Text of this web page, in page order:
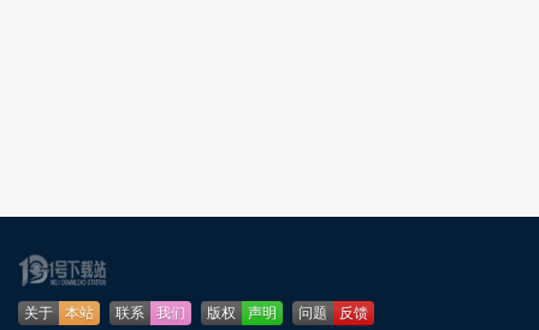
关于 本站 联系 我们 版权 声明 问题 反馈